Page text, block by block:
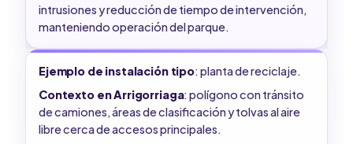
intrusiones y reducción de tiempo de intervención,
manteniendo operación del parque.
Ejemplo de instalación tipo: planta de reciclaje.
Contexto en Arrigorriaga: polígono con tránsito
de camiones, áreas de clasificación y tolvas al aire
libre cerca de accesos principales.